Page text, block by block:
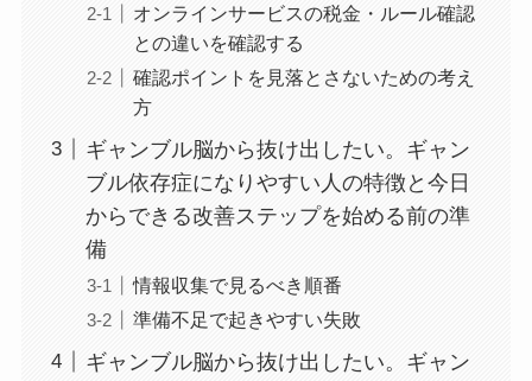
オンラインサービスの税金・ルール確認
との違いを確認する
確認ポイントを見落とさないための考え
方
ギャンブル脳から抜け出したい。ギャン
ブル依存症になりやすい人の特徴と今日
からできる改善ステップを始める前の準
備
情報収集で見るべき順番
準備不足で起きやすい失敗
ギャンブル脳から抜け出したい。ギャン